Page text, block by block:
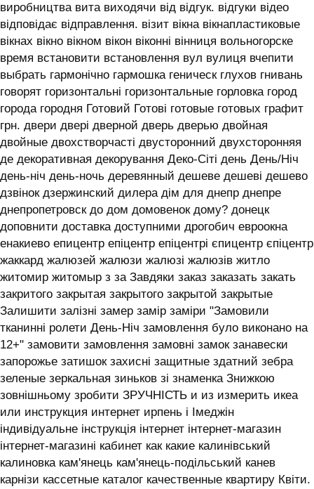
виробництва вита виходячи від відгук. відгуки відео
відповідає відправлення. візит вікна вікнапластиковые
вікнах вікно вікном вікон віконні вінниця вольногорске
время встановити встановлення вул вулиця вчепити
выбрать гармонічно гармошка геническ глухов гнивань
говорят горизонтальні горизонтальные горловка город
города городня Готовий Готові готовые готовых графит
грн. двери двері дверной дверь дверью двойная
двойные двохстворчасті двусторонний двухсторонняя
де декоративная декорування Деко-Сіті день День/Ніч
день-ніч день-ночь деревянный дешеве дешеві дешево
дзвінок дзержинский дилера дім для днепр днепре
днепропетровск до дом домовенок дому? донецк
доповнити доставка доступними дрогобич евроокна
енакиево епицентр епіцентр епіцентрі єпицентр єпіцентр
жаккард жалюзей жалюзи жалюзі жалюзів житло
житомир житомыр з за Завдяки заказ заказать закать
закритого закрытая закрытого закрытой закрытые
Залишити залізні замер замір заміри "Замовили
тканинні ролети День-Ніч замовлення було виконано на
12+" замовити замовлення замовні замок занавески
запорожье затишок захисні защитные здатний зебра
зеленые зеркальная зиньков зі знаменка Знижкою
зовнішньому зробити ЗРУЧНІСТЬ и из измерить икеа
или инструкция интернет ирпень і ‎Імеджін
індивідуальне інструкція інтернет інтернет-магазин
інтернет-магазині кабинет как какие калинівський
калиновка кам'янець кам'янець-подільський канев
карнізи кассетные каталог качественные квартиру Квіти.